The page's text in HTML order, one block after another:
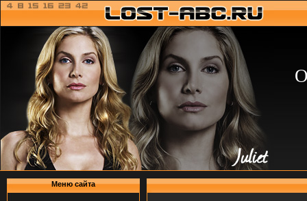
Меню сайта